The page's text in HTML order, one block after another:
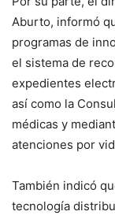
Aburto, informó
programas de
el sistema de
expedientes
así como la
médicas y
atenciones por
También indicó
tecnología